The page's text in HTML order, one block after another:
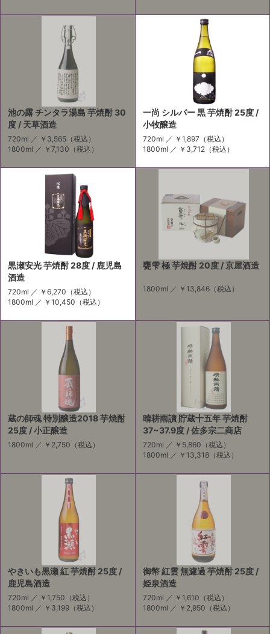
池の露 チンタラ湯島 芋焼酎 30
度 / 天草酒造
720ml ／ ￥3,565 （税込）
1800ml ／ ￥7,130 （税込）
一尚 シルバー 黒 芋焼酎 25度 /
小牧醸造
720ml ／ ￥1,897 （税込）
1800ml ／ ￥3,712（税込）
黒瀬安光 芋焼酎 28度 / 鹿児島
酒造
720ml ／ ￥6,270 （税込）
1800ml ／ ￥10,450 （税込）
甕雫 極 芋焼酎 20度 / 京屋酒造
1800ml ／ ￥13,846（税込）
蔵の師魂 特別醸造2018 芋焼酎
25度 / 小正醸造
1800ml ／ ￥2,750 （税込）
晴耕雨讀 貯蔵十五年 芋焼酎
37~37.9度 / 佐多宗二商店
720ml ／ ￥5,860 （税込）
1800ml ／ ￥13,318（税込）
やきいも黒瀬 紅 芋焼酎 25度 /
鹿児島酒造
720ml ／ ￥1,750 （税込）
1800ml ／ ￥3,199 （税込）
御幣 紅雲 無濾過 芋焼酎 25度 /
姫泉酒造
720ml ／ ￥1,610 （税込）
1800ml ／ ￥2,950 （税込）